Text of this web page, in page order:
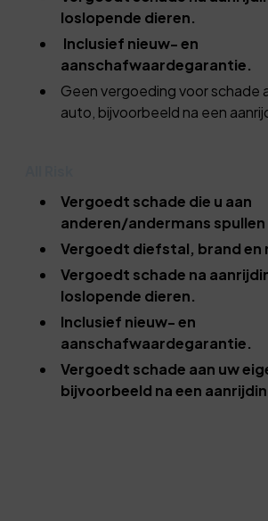
loslopende dieren.
Inclusief nieuw- en
aanschafwaardegarantie.
Geen vergoeding voor schade
auto, bijvoorbeeld na een
Vergoedt schade die u aan
anderen/andermans
Vergoedt diefstal, brand en
Vergoedt schade na
loslopende dieren.
Inclusief nieuw- en
aanschafwaardegarantie.
Vergoedt schade aan uw
bijvoorbeeld na een